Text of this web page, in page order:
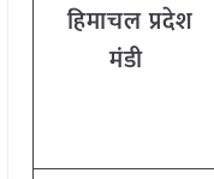
हिमाचल प्रदेश
मंडी